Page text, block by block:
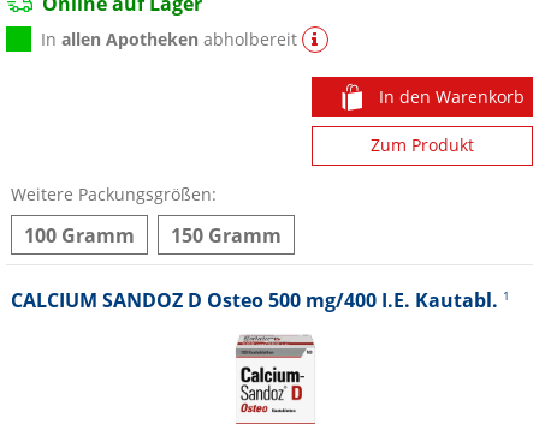
Inallen Apotheken abholbereit
In den Warenkorb
Zum Produkt
Weitere Packungsgrößen:
100 Gramm 150 Gramm
CALCIUM SANDOZ D Osteo 500 mg/400 I.E. Kautabl. 1